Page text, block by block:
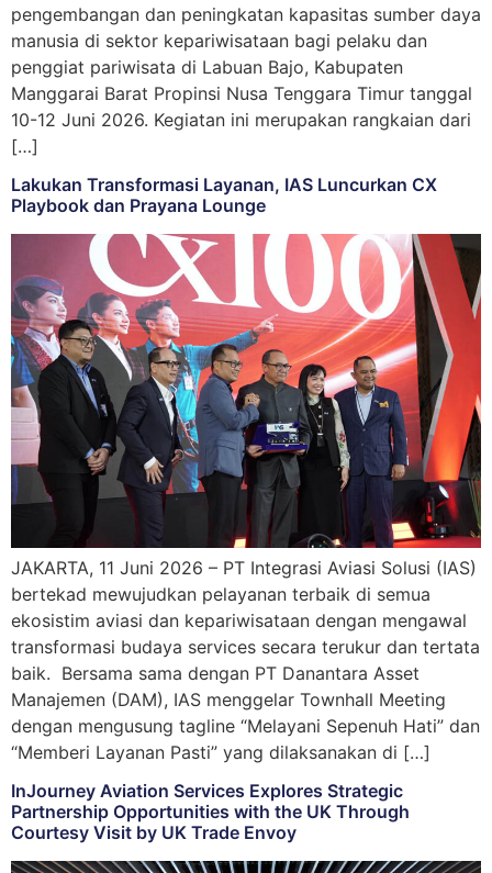
pengembangan dan peningkatan kapasitas sumber daya
manusia di sektor kepariwisataan bagi pelaku dan
penggiat pariwisata di Labuan Bajo, Kabupaten
Manggarai Barat Propinsi Nusa Tenggara Timur tanggal
10-12 Juni 2026. Kegiatan ini merupakan rangkaian dari
[…]
Lakukan Transformasi Layanan, IAS Luncurkan CX
Playbook dan Prayana Lounge
JAKARTA, 11 Juni 2026 – PT Integrasi Aviasi Solusi (IAS)
bertekad mewujudkan pelayanan terbaik di semua
ekosistim aviasi dan kepariwisataan dengan mengawal
transformasi budaya services secara terukur dan tertata
baik. Bersama sama dengan PT Danantara Asset
Manajemen (DAM), IAS menggelar Townhall Meeting
dengan mengusung tagline “Melayani Sepenuh Hati” dan
“Memberi Layanan Pasti” yang dilaksanakan di […]
InJourney Aviation Services Explores Strategic
Partnership Opportunities with the UK Through
Courtesy Visit by UK Trade Envoy